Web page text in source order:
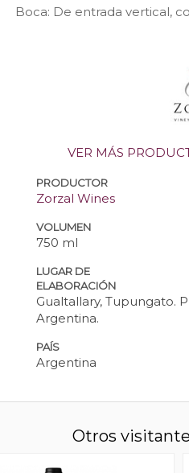
Boca: De entrada vertical,
VER MÁS
PRODUCTOR
Zorzal Wines
VOLUMEN
750 ml
LUGAR DE
ELABORACIÓN
Gualtallary, Tupungato.
Argentina.
PAÍS
Argentina
Otros